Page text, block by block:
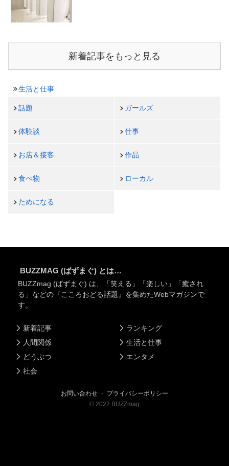
新着記事をもっと見る
生活と仕事
話題 ガールズ
体験談 仕事
お店＆接客 作品
食べ物 ローカル
ためになる
BUZZMAG (ばずまぐ) とは…
BUZZmag (ばずまぐ) は、「笑える」「楽しい」「癒され
る」などの『こころおどる話題』を集めたWebマガジンで
す。
新着記事
人間関係
どうぶつ
社会
ランキング
生活と仕事
エンタメ
お問い合わせ ・ プライバシーポリシー
© 2022 BUZZmag